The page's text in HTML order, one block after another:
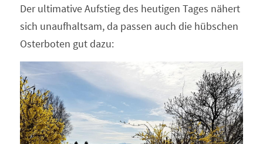
Der ultimative Aufstieg des heutigen Tages nähert
sich unaufhaltsam, da passen auch die hübschen
Osterboten gut dazu: